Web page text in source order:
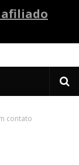
contato